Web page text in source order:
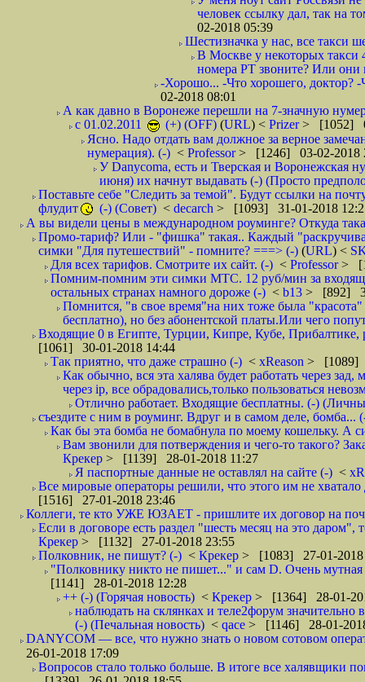
человек ссылку дал, так на
02-2018 05:39
Шестизначка у нас, все такси
В Москве у некоторых такси
номера РТ звоните? Или они
-Хорошо... -Что хорошего, доктор?
02-2018 08:01
А как давно в Воронеже перешли на 7-значную
с 01.02.2011
(+) (OFF) (URL) < Prizer> [1052]
Ясно. Надо отдать вам должное за верное
нумерация). (-) < Professor> [1246] 03-02-2018
У Danycoma, есть и Тверская и Воронежская
июня) их начнут выдавать (-) (Просто
Поставьте себе "Следить за темой". Будут ссылки на
флудит
(-) (Совет) < decarch > [1093] 31-01-2018
А вы видели цены в международном роуминге? Откуда
Промо-тариф? Или - "фишка" такая.. Каждый
симки "Для путешествий" - помните? ===> (-) (URL) <
Для всех тарифов. Смотрите их сайт. (-) < Professor>
Помним-помним эти симки МТС. 12 руб/мин за
остальных странах намного дороже (-) < b13 > [892]
Помнится, "в свое время"на них тоже была
бесплатно), но без абонентской платы.Или чего
Входящие 0 в Египте, Турции, Кипре, Кубе,
[1061] 30-01-2018 14:44
Так приятно, что даже страшно (-) < xReason > [1089]
Как обычно, вся эта халява будет работать через
через ip, все обрадовались,только пользоваться
Отлично работает. Входящие бесплатны. (-)
съездите с ним в роуминг. Вдруг и в самом деле, бомба...
Как бы эта бомба не бомабнула по моему кошельку. А
Вам звонили для потверждения и чего-то такого?
Крекер > [1139] 28-01-2018 11:27
Я паспортные данные не оставлял на сайте (-) <
Все мировые операторы решили, что этого им не
[1516] 27-01-2018 23:46
Коллеги, те кто УЖЕ ЮЗАЕТ - пришлите их договор на
Если в договоре есть раздел "шесть месяц на это даром",
Крекер > [1132] 27-01-2018 23:55
Полковник, не пишут? (-) < Крекер > [1083] 27-01-2018
"Полковнику никто не пишет..." и сам D. Очень
[1141] 28-01-2018 12:28
++ (-) (Горячая новость) < Крекер > [1364] 28-01-
наблюдать на склянках и теле2форум
(-) (Печальная новость) < qace > [1146] 28-01-
DANYCOM — все, что нужно знать о новом сотовом
26-01-2018 17:09
Вопросов стало только больше. В итоге все халявщики